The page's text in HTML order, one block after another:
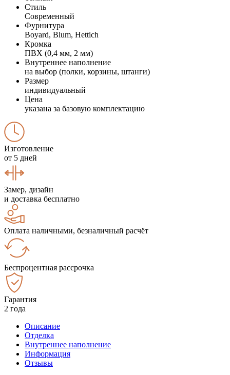
Стиль
Современный
Фурнитура
Boyard, Blum, Hettich
Кромка
ПВХ (0,4 мм, 2 мм)
Внутреннее наполнение
на выбор (полки, корзины, штанги)
Размер
индивидуальный
Цена
указана за базовую комплектацию
Изготовление
от 5 дней
Замер, дизайн
и доставка бесплатно
Оплата наличными, безналичный расчёт
Беспроцентная рассрочка
Гарантия
2 года
Описание
Отделка
Внутреннее наполнение
Информация
Отзывы